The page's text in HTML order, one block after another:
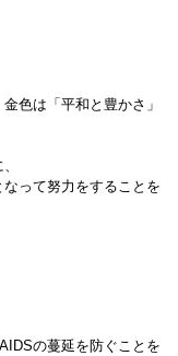
色は「平和と豊かさ」
って努力をすることを
の蔓延を防ぐことを